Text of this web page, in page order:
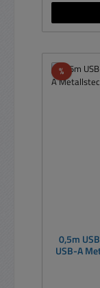
%Rabatt
0,5m
USB-A